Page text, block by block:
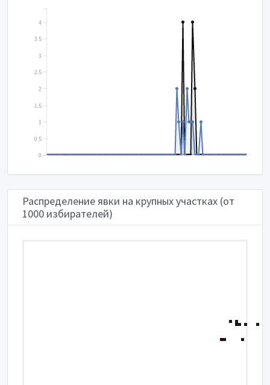
0
0.5
1
1.5
2
2.5
3
3.5
4
Распределение явки на крупных участках (от
1000 избирателей)